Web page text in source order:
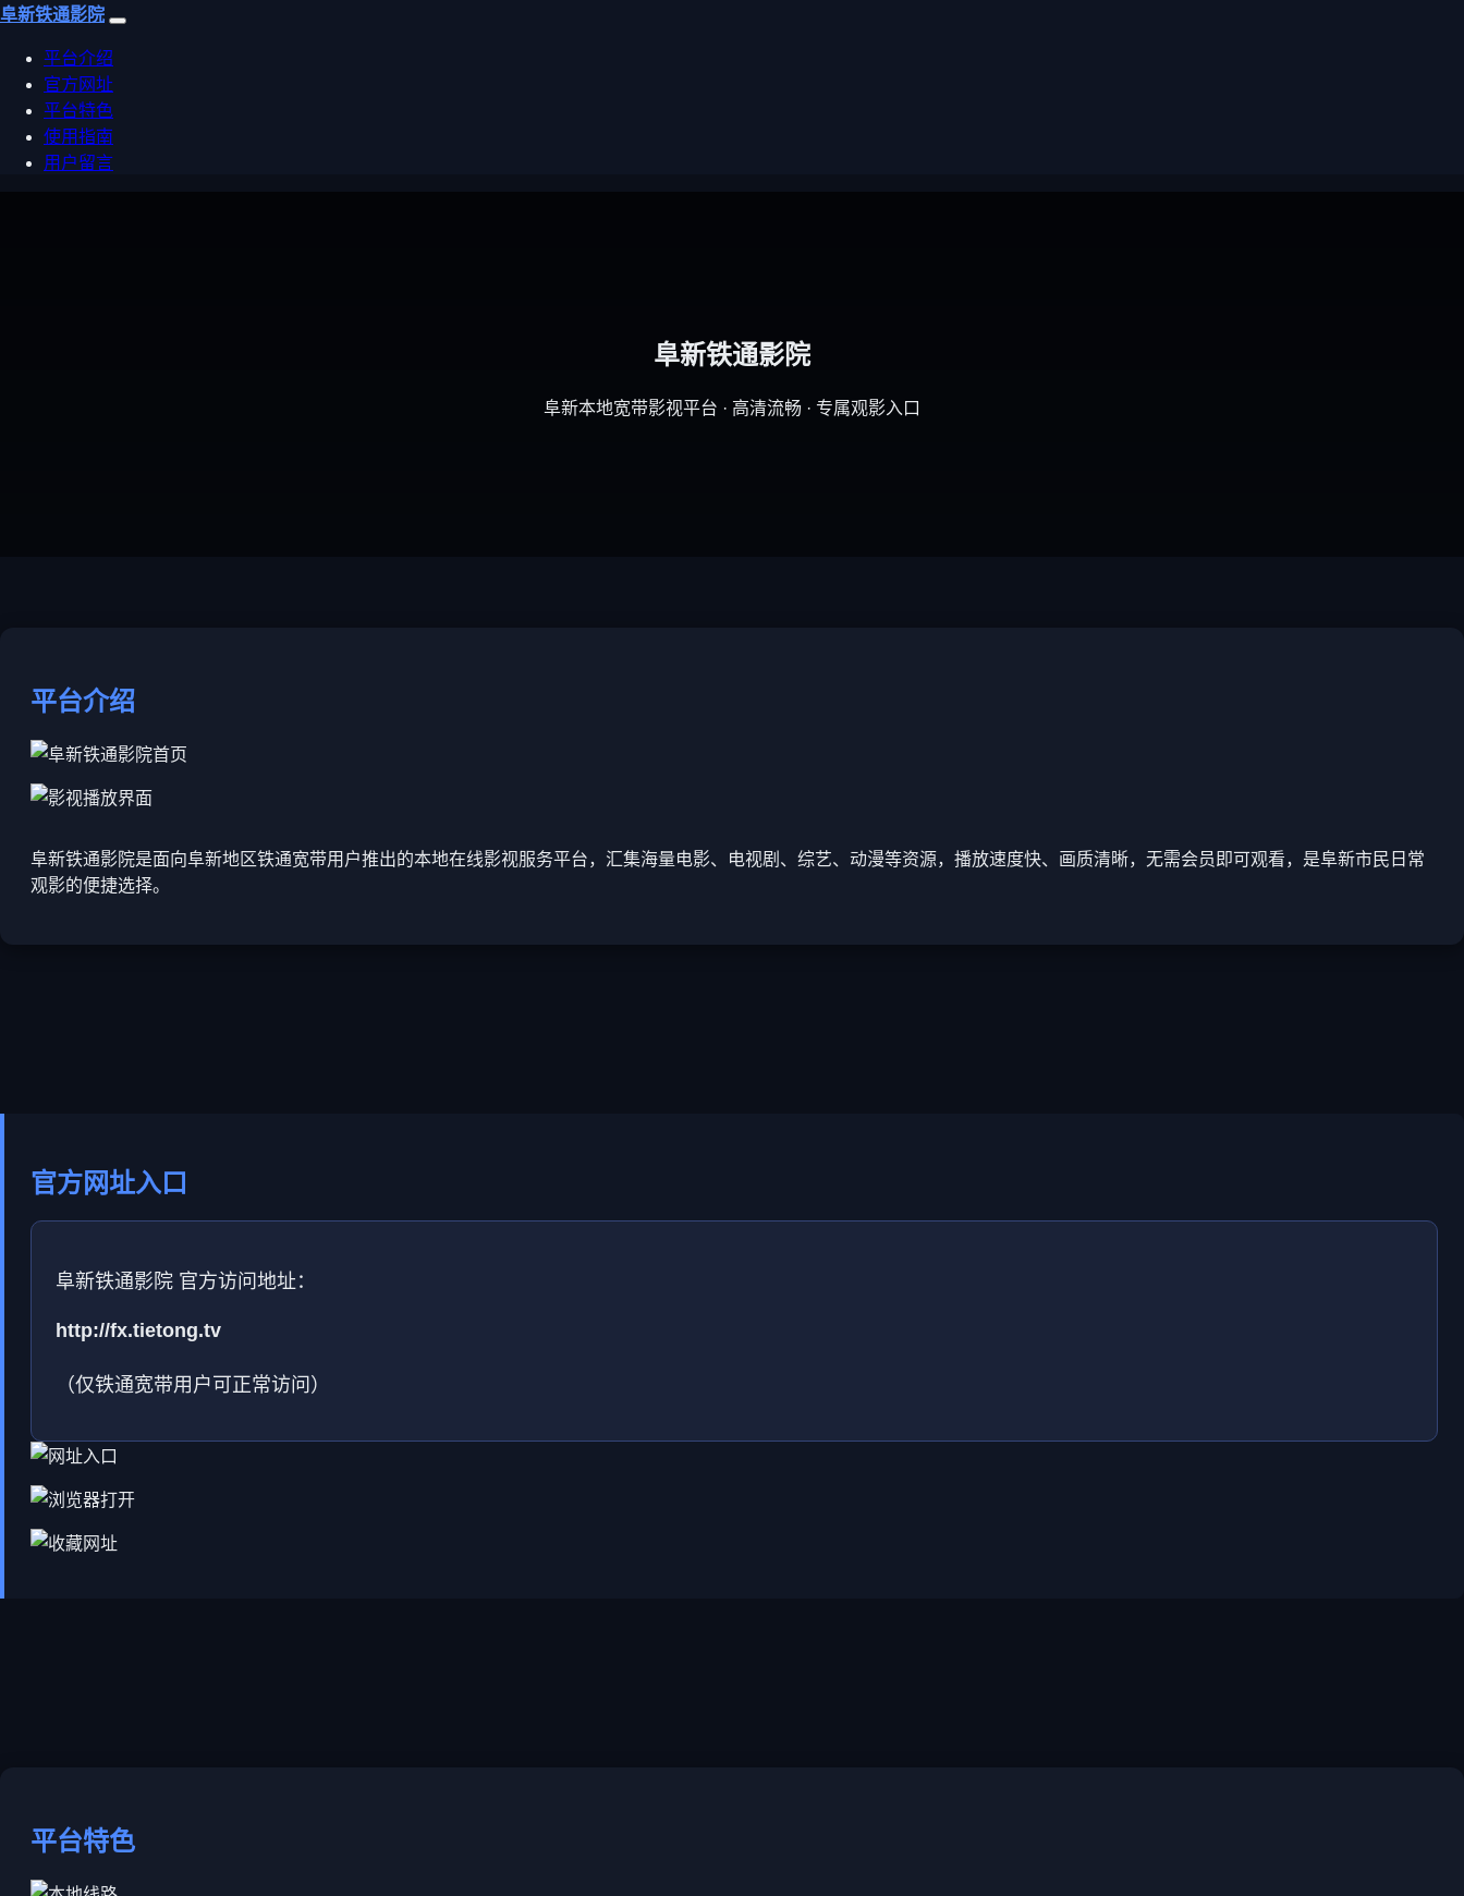
阜新铁通影院
平台介绍
官方网址
平台特色
使用指南
用户留言
阜新铁通影院
阜新本地宽带影视平台 · 高清流畅 · 专属观影入口
平台介绍
阜新铁通影院是面向阜新地区铁通宽带用户推出的本地在线影视服务平台，汇集海量电影、电视剧、综艺、动漫等资源，播放速度快、画质清晰，无需会员即可观看，是阜新市民日常
观影的便捷选择。
官方网址入口
阜新铁通影院 官方访问地址：
http://fx.tietong.tv
（仅铁通宽带用户可正常访问）
平台特色